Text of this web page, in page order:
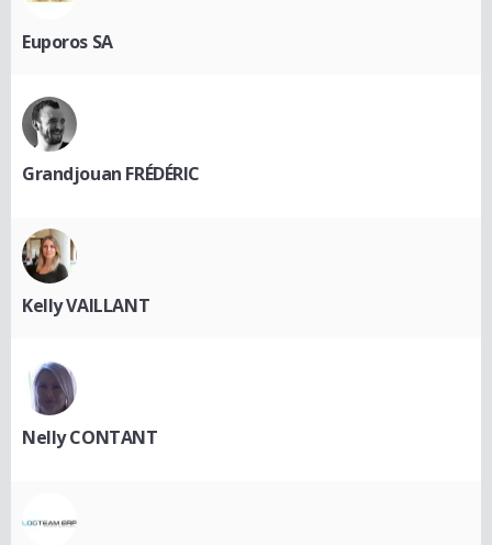
Euporos SA
Grandjouan FRÉDÉRIC
Kelly VAILLANT
Nelly CONTANT